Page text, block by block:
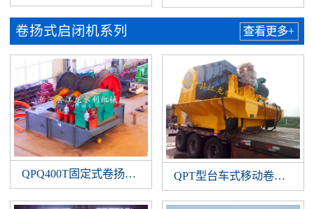
卷扬式启闭机系列 查看更多+
QPQ400T固定式卷扬启闭机 QPT型台车式移动卷扬启闭